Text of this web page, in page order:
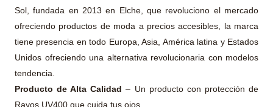
Sol, fundada en 2013 en Elche, que revoluciono el mercado
ofreciendo productos de moda a precios accesibles, la marca
tiene presencia en todo Europa, Asia, América latina y Estados
Unidos ofreciendo una alternativa revolucionaria con modelos
tendencia.
Producto de Alta Calidad– Un producto con protección de
Rayos UV400 que cuida tus ojos.